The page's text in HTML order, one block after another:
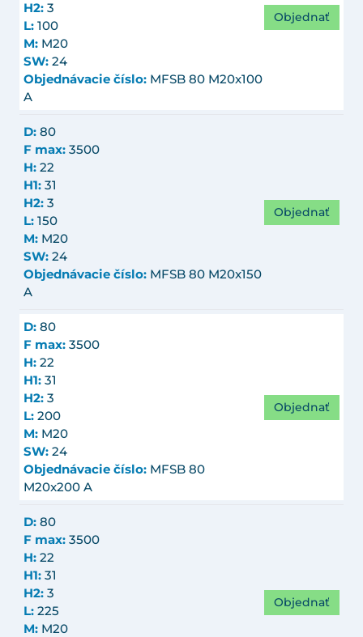
H2: 3
L: 100
M: M20
SW: 24
Objednávacie číslo: MFSB 80 M20x100
A
Objednať
D: 80
F max: 3500
H: 22
H1: 31
H2: 3
L: 150
M: M20
SW: 24
Objednávacie číslo: MFSB 80 M20x150
A
Objednať
D: 80
F max: 3500
H: 22
H1: 31
H2: 3
L: 200
M: M20
SW: 24
Objednávacie číslo: MFSB 80
M20x200 A
Objednať
D: 80
F max: 3500
H: 22
H1: 31
H2: 3
L: 225
M: M20
Objednať